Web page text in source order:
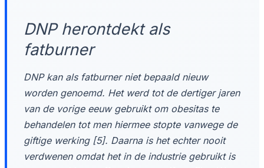
DNP herontdekt als
fatburner
DNP kan als fatburner niet bepaald nieuw
worden genoemd. Het werd tot de dertiger jaren
van de vorige eeuw gebruikt om obesitas te
behandelen tot men hiermee stopte vanwege de
giftige werking [5]. Daarna is het echter nooit
verdwenen omdat het in de industrie gebruikt is